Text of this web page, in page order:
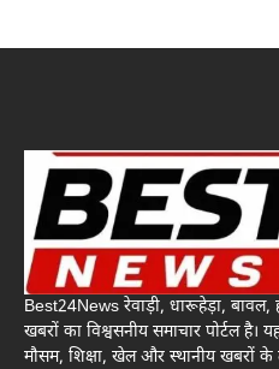
Best24News रेवाड़ी, धारूहेड़ा, बावल,
खबरों का विश्वसनीय समाचार पोर्टल है।
मौसम, शिक्षा, खेल और स्थानीय खबरों